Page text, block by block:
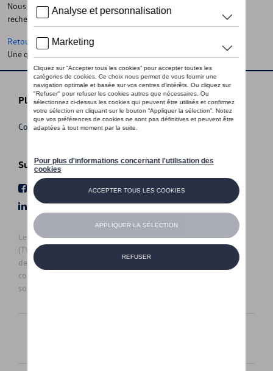
Nous ne pouvons pas trouver la page, l'information que vous
recherchez
Retour à la homepage
Une question ?
Plus d'informations
Conditions de vente
Suivez nous
Facebook
Youtube
LinkedIn
Instagram
Les prix affichés sur le présent site sont des prix recommandés
(TVAc), hors éventuels frais de montage. Pour connaitre le prix
de vente actuel et les éventuels frais de montage, veuillez
contacter votre concessionnaire/agent. Les prix recommandés
sont sujets à des changements sans préavis.